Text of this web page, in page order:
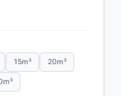
15m³ 20m³